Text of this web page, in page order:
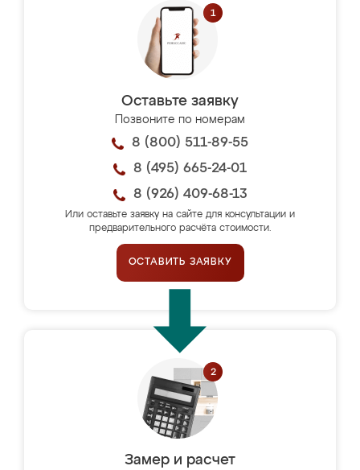
Оставьте заявку
Позвоните по номерам
8 (800) 511-89-55
8 (495) 665-24-01
8 (926) 409-68-13
Или оставьте заявку на сайте для консультации и
предварительного расчёта стоимости.
ОСТАВИТЬ ЗАЯВКУ
Замер и расчет